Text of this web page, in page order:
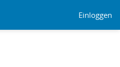
Einloggen